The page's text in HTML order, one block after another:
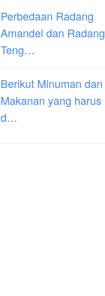
Perbedaan Radang
Amandel dan Radang
Teng…
Berikut Minuman dan
Makanan yang harus
d…